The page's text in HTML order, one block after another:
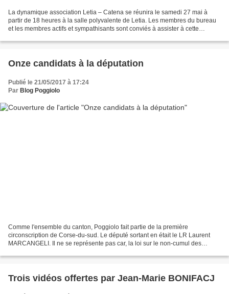
La dynamique association Letia – Catena se réunira le samedi 27 mai à
partir de 18 heures à la salle polyvalente de Letia. Les membres du bureau
et les membres actifs et sympathisants sont conviés à assister à cette
Onze candidats à la députation
Publié le 21/05/2017 à 17:24
Par Blog Poggiolo
Comme l'ensemble du canton, Poggiolo fait partie de la première
circonscription de Corse-du-sud. Le député sortant en était le LR Laurent
MARCANGELI. Il ne se représente pas car, la loi sur le non-cumul des
Trois vidéos offertes par Jean-Marie BONIFACJ